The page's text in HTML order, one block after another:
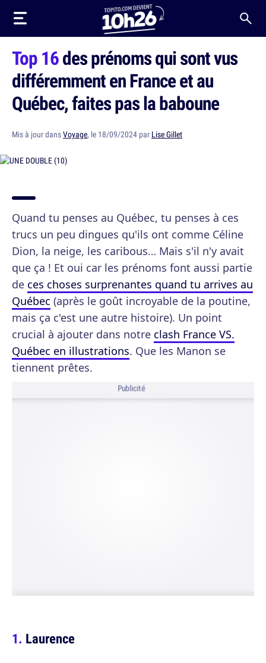
Top 16des prénoms qui sont vus
différemment en France et au
Québec, faites pas la baboune
Mis à jour dansVoyage, le 18/09/2024 par Lise Gillet
Quand tu penses au Québec, tu penses à ces
trucs un peu dingues qu'ils ont comme Céline
Dion, la neige, les caribous… Mais s'il n'y avait
que ça ! Et oui car les prénoms font aussi partie
de ces choses surprenantes quand tu arrives au
Québec (après le goût incroyable de la poutine,
mais ça c'est une autre histoire). Un point
crucial à ajouter dans notre clash France VS.
Québec en illustrations. Que les Manon se
tiennent prêtes.
Publicité
Laurence